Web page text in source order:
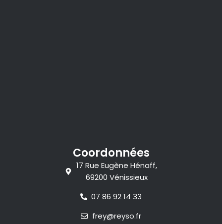
Coordonnées
17 Rue Eugène Hénaff,
69200 Vénissieux
07 86 92 14 33
frey@reyso.fr